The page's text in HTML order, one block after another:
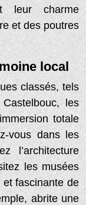
leur charme
et des poutres
local
classés, tels
les
totale
vous dans les
l’architecture
les musées
et fascinante de
abrite une